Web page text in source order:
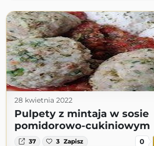
28 kwietnia 2022
Pulpety z mintaja w sosie
pomidorowo-cukiniowym
37 3 Zapisz 0